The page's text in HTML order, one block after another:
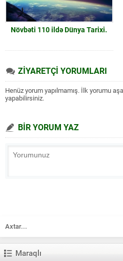
Növbəti 110 ildə Dünya Tarixi.
ZİYARETÇİ YORUMLARI
Henüz yorum yapılmamış. İlk yorumu
yapabilirsiniz.
BİR YORUM YAZ
Maraqlı